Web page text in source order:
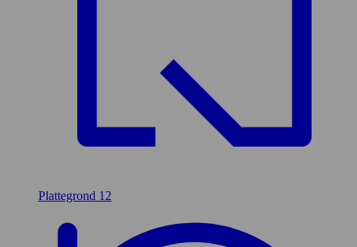
Plattegrond 12